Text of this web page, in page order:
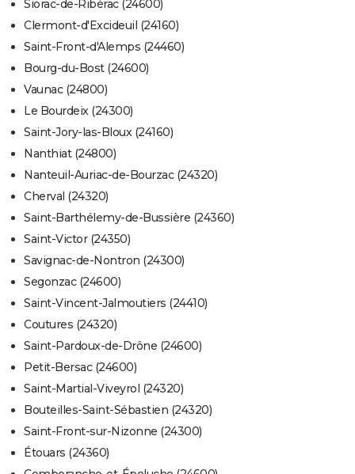
Siorac-de-Ribérac (24600)
Clermont-d'Excideuil (24160)
Saint-Front-d'Alemps (24460)
Bourg-du-Bost (24600)
Vaunac (24800)
Le Bourdeix (24300)
Saint-Jory-las-Bloux (24160)
Nanthiat (24800)
Nanteuil-Auriac-de-Bourzac (24320)
Cherval (24320)
Saint-Barthélemy-de-Bussière (24360)
Saint-Victor (24350)
Savignac-de-Nontron (24300)
Segonzac (24600)
Saint-Vincent-Jalmoutiers (24410)
Coutures (24320)
Saint-Pardoux-de-Drône (24600)
Petit-Bersac (24600)
Saint-Martial-Viveyrol (24320)
Bouteilles-Saint-Sébastien (24320)
Saint-Front-sur-Nizonne (24300)
Étouars (24360)